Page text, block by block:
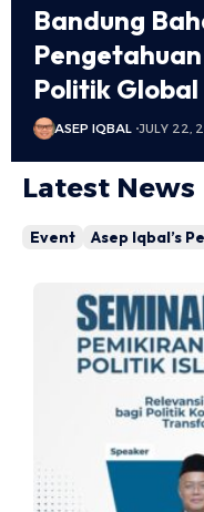
Bandung
Politik Global
ASEP IQBAL JULY 22,
Latest News
Event Asep Iqbal’s